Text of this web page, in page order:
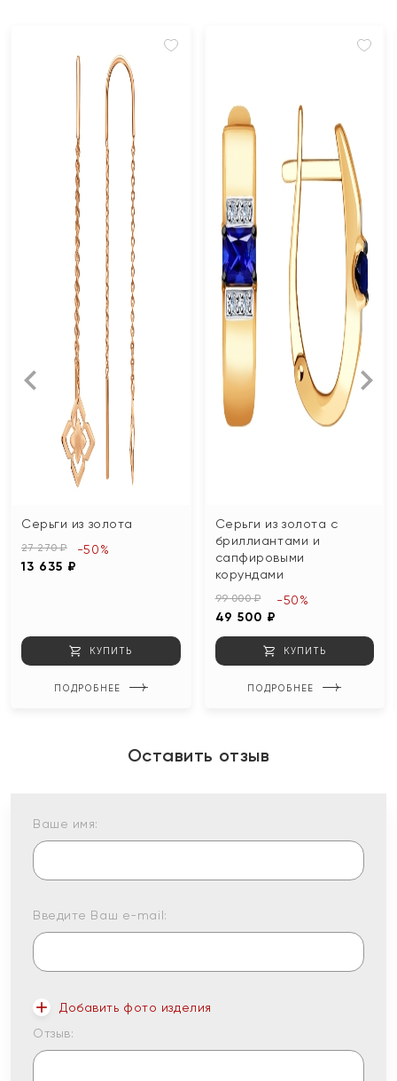
Серьги из золота
27 270 ₽
13 635 ₽
-50%
КУПИТЬ
ПОДРОБНЕЕ
Серьги из золота с
бриллиантами и
сапфировыми
корундами
99 000 ₽
49 500 ₽
-50%
КУПИТЬ
ПОДРОБНЕЕ
Оставить отзыв
Ваше имя:
Введите Ваш e-mail:
Добавить фото изделия
Отзыв: